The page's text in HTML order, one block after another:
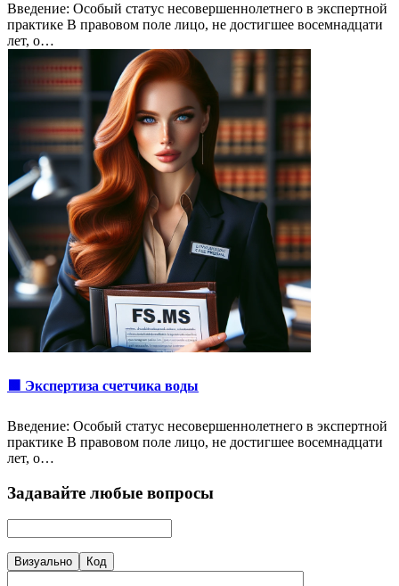
Введение: Особый статус несовершеннолетнего в экспертной
практике В правовом поле лицо, не достигшее восемнадцати
лет, о…
🟩 Экспертиза счетчика воды
Введение: Особый статус несовершеннолетнего в экспертной
практике В правовом поле лицо, не достигшее восемнадцати
лет, о…
Задавайте любые вопросы
Визуально Код